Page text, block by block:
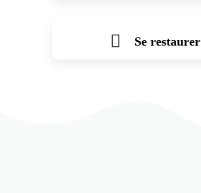
Se restaurer